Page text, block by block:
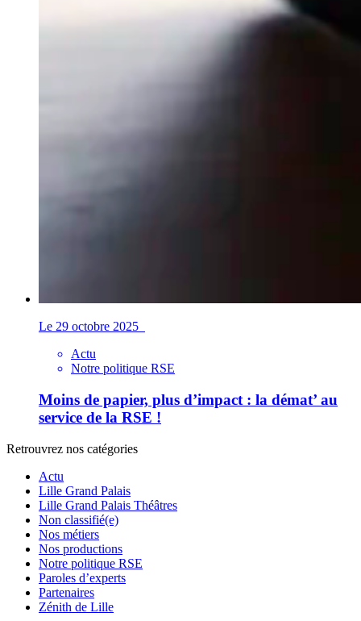
Le 29 octobre 2025
Actu
Notre politique RSE
Moins de papier, plus d’impact : la démat’ au
service de la RSE !
Retrouvrez nos catégories
Actu
Lille Grand Palais
Lille Grand Palais Théâtres
Non classifié(e)
Nos métiers
Nos productions
Notre politique RSE
Paroles d’experts
Partenaires
Zénith de Lille